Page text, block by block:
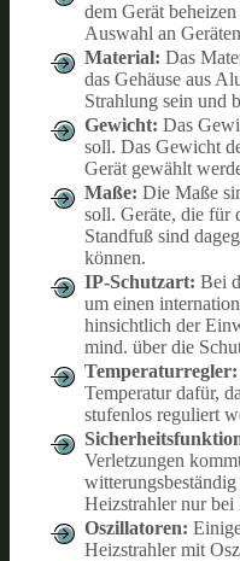
dem Gerät
Auswahl an
Material: Das
das Gehäuse aus
Strahlung sein und
Gewicht: Das
soll. Das Gewicht
Gerät gewählt
Maße: Die Maße
soll. Geräte, die für
Standfuß sind
können.
IP-Schutzart: Bei
um einen
hinsichtlich der
mind. über die
Temperaturregler:
Temperatur dafür,
stufenlos reguliert
Verletzungen
Heizstrahler nur bei
Oszillatoren:
Heizstrahler mit